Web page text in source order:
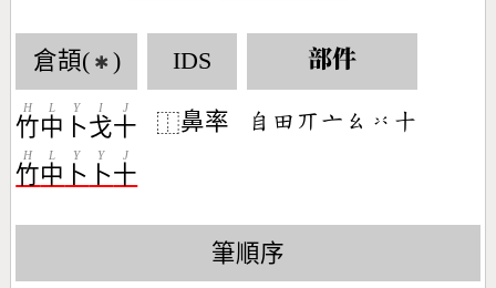
倉頡( ✱ )
竹
H
中
L
卜
Y
戈
I
十
J
竹
H
中
L
卜
Y
卜
Y
十
J
IDS
⿰鼻率
部件
󶆇󶄬󶁬󶁂󶂨󶃻󶀓
筆順序